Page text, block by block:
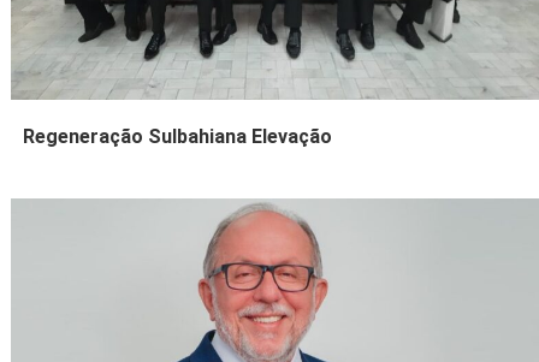
Regeneração Sulbahiana Elevação